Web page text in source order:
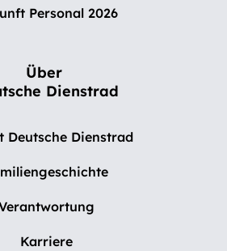
Personal 2026
Über
Dienstrad
Deutsche Dienstrad
Karriere